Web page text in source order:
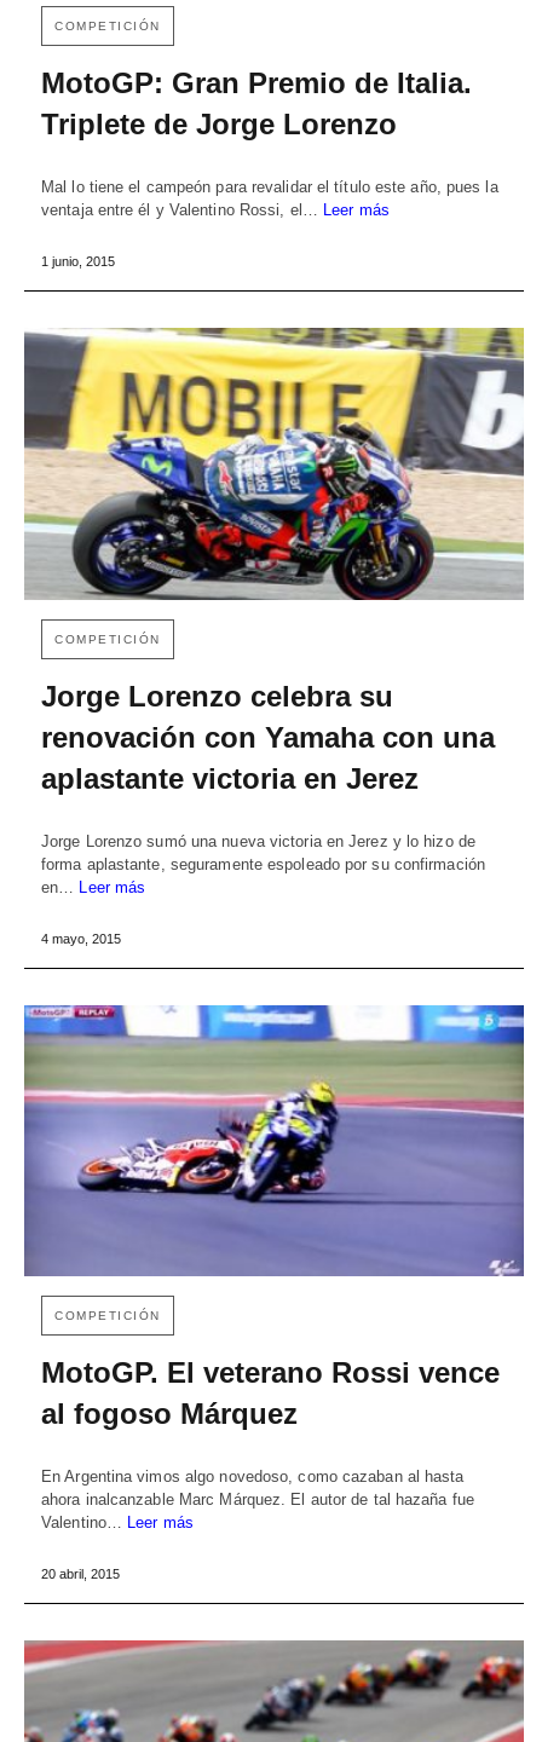
COMPETICIÓN
MotoGP: Gran Premio de Italia.
Triplete de Jorge Lorenzo
Mal lo tiene el campeón para revalidar el título este año, pues la
ventaja entre él y Valentino Rossi, el… Leer más
1 junio, 2015
COMPETICIÓN
Jorge Lorenzo celebra su
renovación con Yamaha con una
aplastante victoria en Jerez
Jorge Lorenzo sumó una nueva victoria en Jerez y lo hizo de
forma aplastante, seguramente espoleado por su confirmación
en… Leer más
4 mayo, 2015
COMPETICIÓN
MotoGP. El veterano Rossi vence
al fogoso Márquez
En Argentina vimos algo novedoso, como cazaban al hasta
ahora inalcanzable Marc Márquez. El autor de tal hazaña fue
Valentino… Leer más
20 abril, 2015